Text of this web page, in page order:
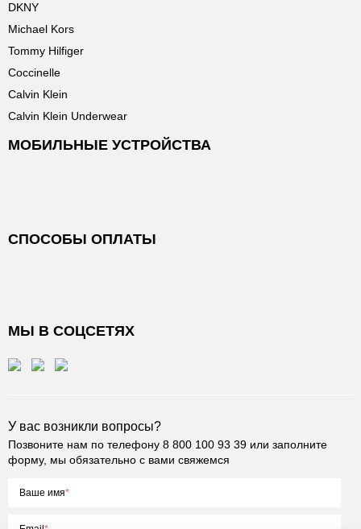
DKNY
Michael Kors
Tommy Hilfiger
Coccinelle
Calvin Klein
Calvin Klein Underwear
МОБИЛЬНЫЕ УСТРОЙСТВА
СПОСОБЫ ОПЛАТЫ
МЫ В СОЦСЕТЯХ
У вас возникли вопросы?
Позвоните нам по телефону 8 800 100 93 39 или заполните
форму, мы обязательно с вами свяжемся
Ваше имя